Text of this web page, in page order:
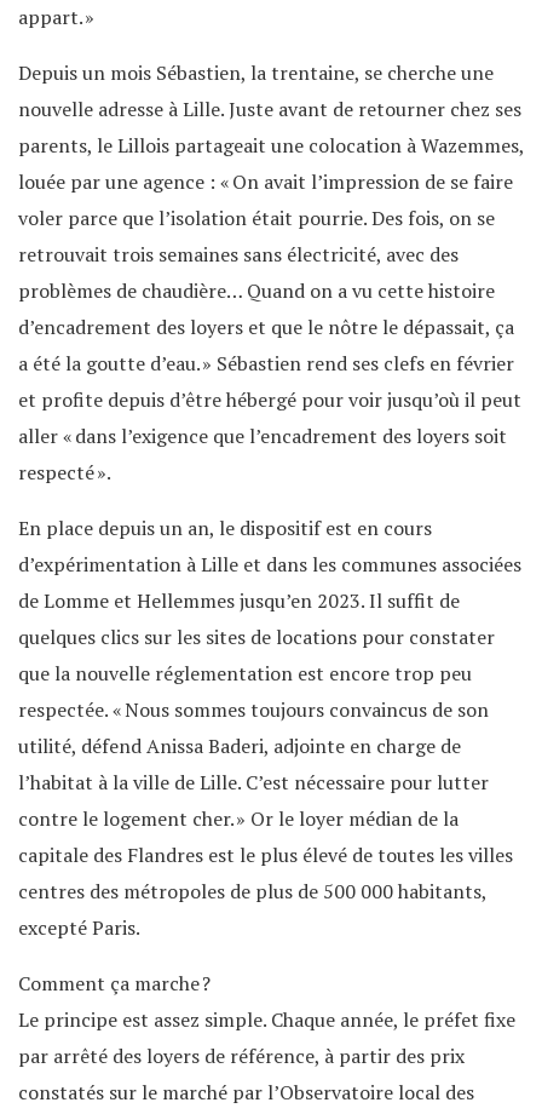
appart. »
Depuis un mois Sébastien, la trentaine, se cherche une
nouvelle adresse à Lille. Juste avant de retourner chez ses
parents, le Lillois partageait une colocation à Wazemmes,
louée par une agence : « On avait l’impression de se faire
voler parce que l’isolation était pourrie. Des fois, on se
retrouvait trois semaines sans électricité, avec des
problèmes de chaudière… Quand on a vu cette histoire
d’encadrement des loyers et que le nôtre le dépassait, ça
a été la goutte d’eau. » Sébastien rend ses clefs en février
et profite depuis d’être hébergé pour voir jusqu’où il peut
aller « dans l’exigence que l’encadrement des loyers soit
respecté ».
En place depuis un an, le dispositif est en cours
d’expérimentation à Lille et dans les communes associées
de Lomme et Hellemmes jusqu’en 2023. Il suffit de
quelques clics sur les sites de locations pour constater
que la nouvelle réglementation est encore trop peu
respectée. « Nous sommes toujours convaincus de son
utilité, défend Anissa Baderi, adjointe en charge de
l’habitat à la ville de Lille. C’est nécessaire pour lutter
contre le logement cher. » Or le loyer médian de la
capitale des Flandres est le plus élevé de toutes les villes
centres des métropoles de plus de 500 000 habitants,
excepté Paris.
Comment ça marche ?
Le principe est assez simple. Chaque année, le préfet fixe
par arrêté des loyers de référence, à partir des prix
constatés sur le marché par l’Observatoire local des